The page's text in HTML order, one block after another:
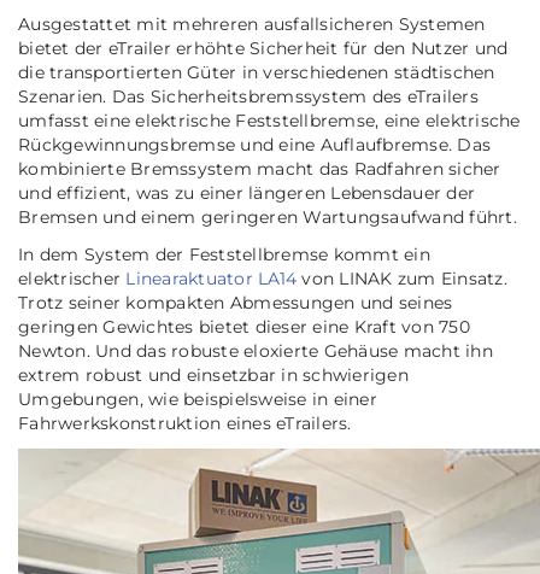
Ausgestattet mit mehreren ausfallsicheren Systemen
bietet der eTrailer erhöhte Sicherheit für den Nutzer und
die transportierten Güter in verschiedenen städtischen
Szenarien. Das Sicherheitsbremssystem des eTrailers
umfasst eine elektrische Feststellbremse, eine elektrische
Rückgewinnungsbremse und eine Auflaufbremse. Das
kombinierte Bremssystem macht das Radfahren sicher
und effizient, was zu einer längeren Lebensdauer der
Bremsen und einem geringeren Wartungsaufwand führt.
In dem System der Feststellbremse kommt ein
elektrischer Linearaktuator LA14 von LINAK zum Einsatz.
Trotz seiner kompakten Abmessungen und seines
geringen Gewichtes bietet dieser eine Kraft von 750
Newton. Und das robuste eloxierte Gehäuse macht ihn
extrem robust und einsetzbar in schwierigen
Umgebungen, wie beispielsweise in einer
Fahrwerkskonstruktion eines eTrailers.